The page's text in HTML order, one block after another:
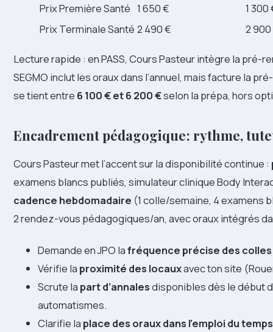
Prix Première Santé 1 650 €
1 300
Prix Terminale Santé 2 490 € 2
Lecture rapide : en PASS, Cours Pasteur intègre la pré-
SEGMO inclut les oraux dans l’annuel, mais facture la
se tient entre 6 100 € et 6 200 €selon la prépa, hors
Encadrement pédagogique : rythme,
Cours Pasteur met l’accent sur la disponibilité continue :
examens blancs publiés, simulateur clinique Body
cadence hebdomadaire (1 colle/semaine, 4 examens
2 rendez-vous pédagogiques/an, avec oraux intégrés
Demande en JPO lafréquence précise des colles
Vérifie la proximité des locauxavec ton site
Scrute la part d’annalesdisponibles dès le début
automatismes.
Clarifie la place des oraux dans l’emploi du temps